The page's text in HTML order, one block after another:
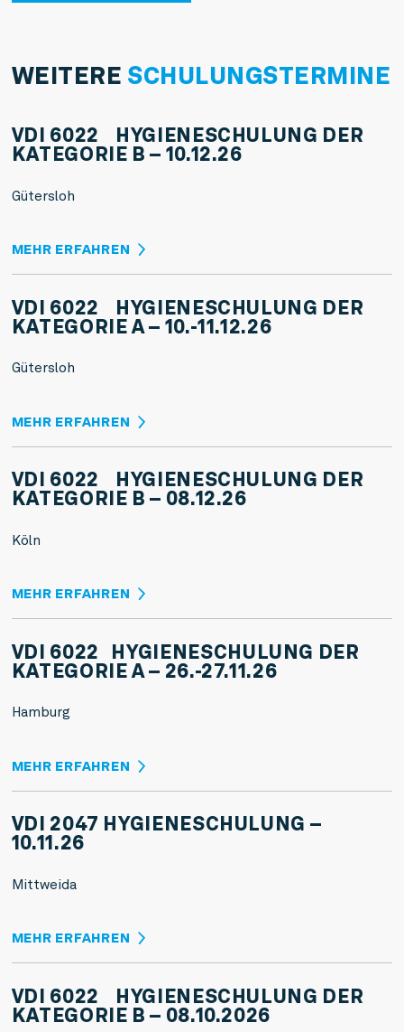
WEITERE SCHULUNGS­TERMINE
VDI 6022 HYGIENESCHULUNG DER
KATEGORIE B – 10.12.26
Gütersloh
MEHR ERFAHREN
VDI 6022 HYGIENESCHULUNG DER
KATEGORIE A – 10.-11.12.26
Gütersloh
MEHR ERFAHREN
VDI 6022 HYGIENESCHULUNG DER
KATEGORIE B – 08.12.26
Köln
MEHR ERFAHREN
VDI 6022 HYGIENESCHULUNG DER
KATEGORIE A – 26.-27.11.26
Hamburg
MEHR ERFAHREN
VDI 2047 HYGIENESCHULUNG –
10.11.26
Mittweida
MEHR ERFAHREN
VDI 6022 HYGIENESCHULUNG DER
KATEGORIE B – 08.10.2026